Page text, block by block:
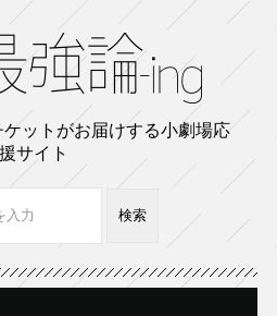
ットがお届けする小劇場応
援サイト